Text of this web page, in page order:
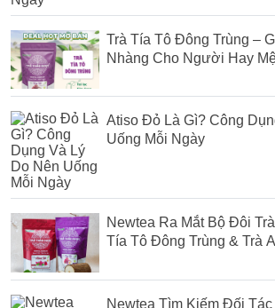
Trà Tía Tô Đông Trùng –
Nhàng Cho Người Hay
Atiso Đỏ Là Gì? Công
Uống Mỗi Ngày
Newtea Ra Mắt Bộ Đôi
Tía Tô Đông Trùng & Trà
Newtea Tìm Kiếm Đối